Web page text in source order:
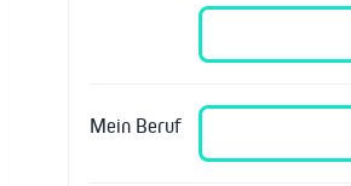
Mein Beruf